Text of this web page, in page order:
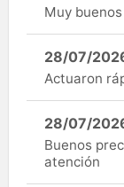
Muy
28/07/
Actuaron
28/07/
Buenos
atención